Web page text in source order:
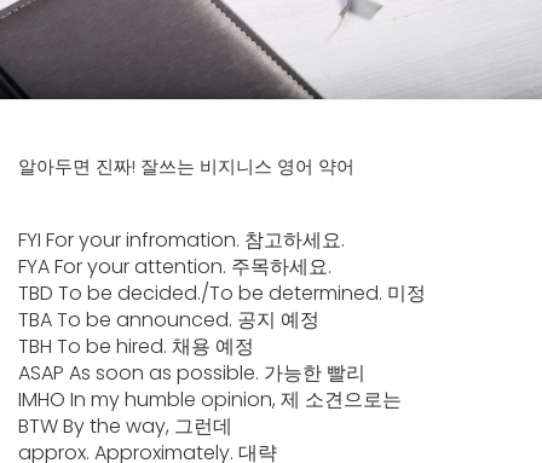
알아두면 진짜! 잘쓰는 비지니스 영어 약어
FYI For your infromation. 참고하세요.
FYA For your attention. 주목하세요.
TBD To be decided./To be determined. 미정
TBA To be announced. 공지 예정
TBH To be hired. 채용 예정
ASAP As soon as possible. 가능한 빨리
IMHO In my humble opinion, 제 소견으로는
BTW By the way, 그런데
approx. Approximately. 대략